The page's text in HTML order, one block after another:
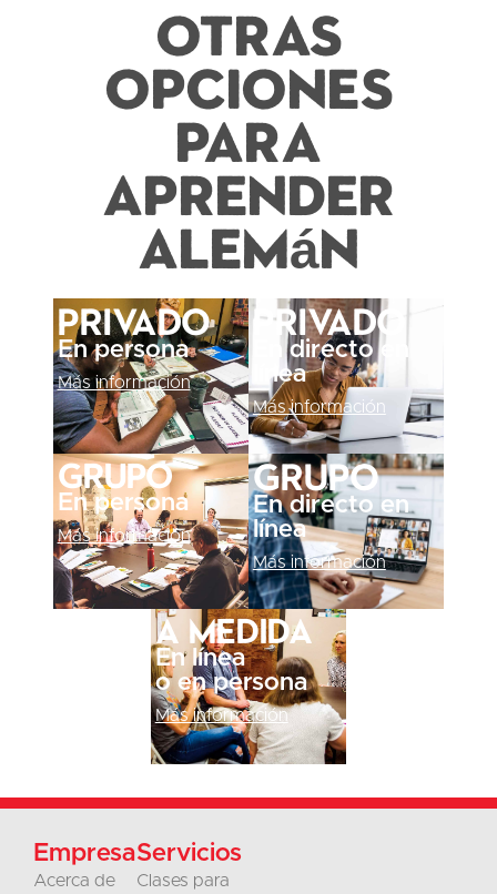
Otras
opciones
para
aprender
alemán
Privado
En persona
Más información
Privado
En directo en
línea
Más información
Grupo
En persona
Más información
Grupo
En directo en
línea
Más información
A medida
En línea
o en persona
Más información
Empresa
Acerca de
Servicios
Clases para